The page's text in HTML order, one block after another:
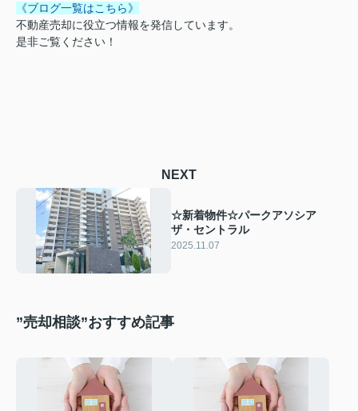
《ブログ一覧はこちら》
不動産売却に役立つ情報を発信しています。
是非ご覧ください！
NEXT
☆新着物件☆パークアソシア
ザ・セントラル
2025.11.07
”売却相談”おすすめ記事